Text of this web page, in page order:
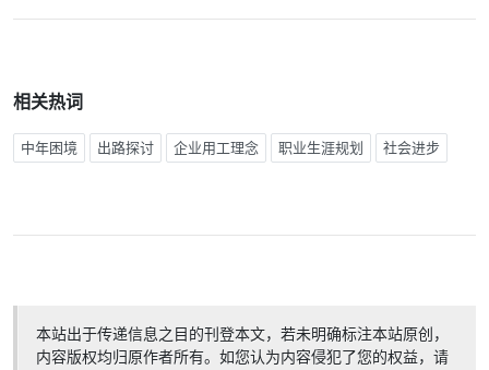
相关热词
中年困境 出路探讨 企业用工理念 职业生涯规划 社会进步
本站出于传递信息之目的刊登本文，若未明确标注本站原创，
内容版权均归原作者所有。如您认为内容侵犯了您的权益，请